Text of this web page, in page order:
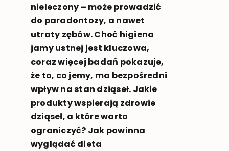
nieleczony – może prowadzić
do paradontozy, a nawet
utraty zębów. Choć higiena
jamy ustnej jest kluczowa,
coraz więcej badań pokazuje,
że to, co jemy, ma bezpośredni
wpływ na stan dziąseł. Jakie
produkty wspierają zdrowie
dziąseł, a które warto
ograniczyć? Jak powinna
wyglądać dieta